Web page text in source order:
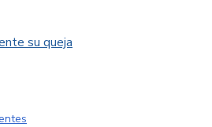
su queja